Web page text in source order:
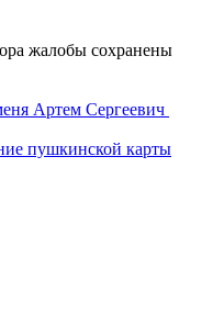
жалобы сохранены
Артем Сергеевич
пушкинской карты